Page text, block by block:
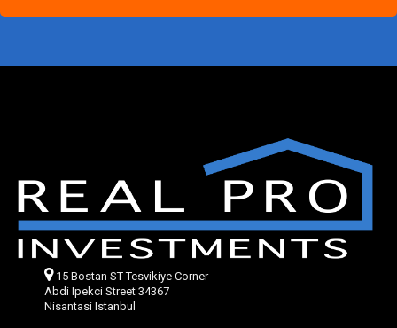
15 Bostan ST Tesvikiye Corner
Abdi Ipekci Street 34367
Nisantasi Istanbul